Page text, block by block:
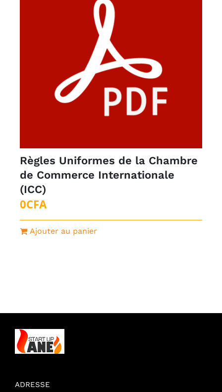
Règles Uniformes de la Chambre
de Commerce Internationale
(ICC)
0CFA
Ajouter au panier
ADRESSE